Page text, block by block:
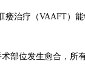
瘘治疗（VAAFT）
术部位发生愈合，所